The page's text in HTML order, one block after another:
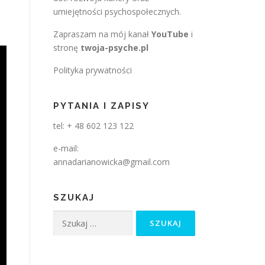
umiejętności psychospołecznych.
Zapraszam na mój kanał YouTube i
stronę twoja-psyche.pl
Polityka prywatności
PYTANIA I ZAPISY
tel: + 48 602 123 122
e-mail:
annadarianowicka@gmail.com
SZUKAJ